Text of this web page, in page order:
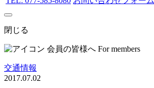
閉じる
会員の皆様へ For members
交通情報
2017.07.02